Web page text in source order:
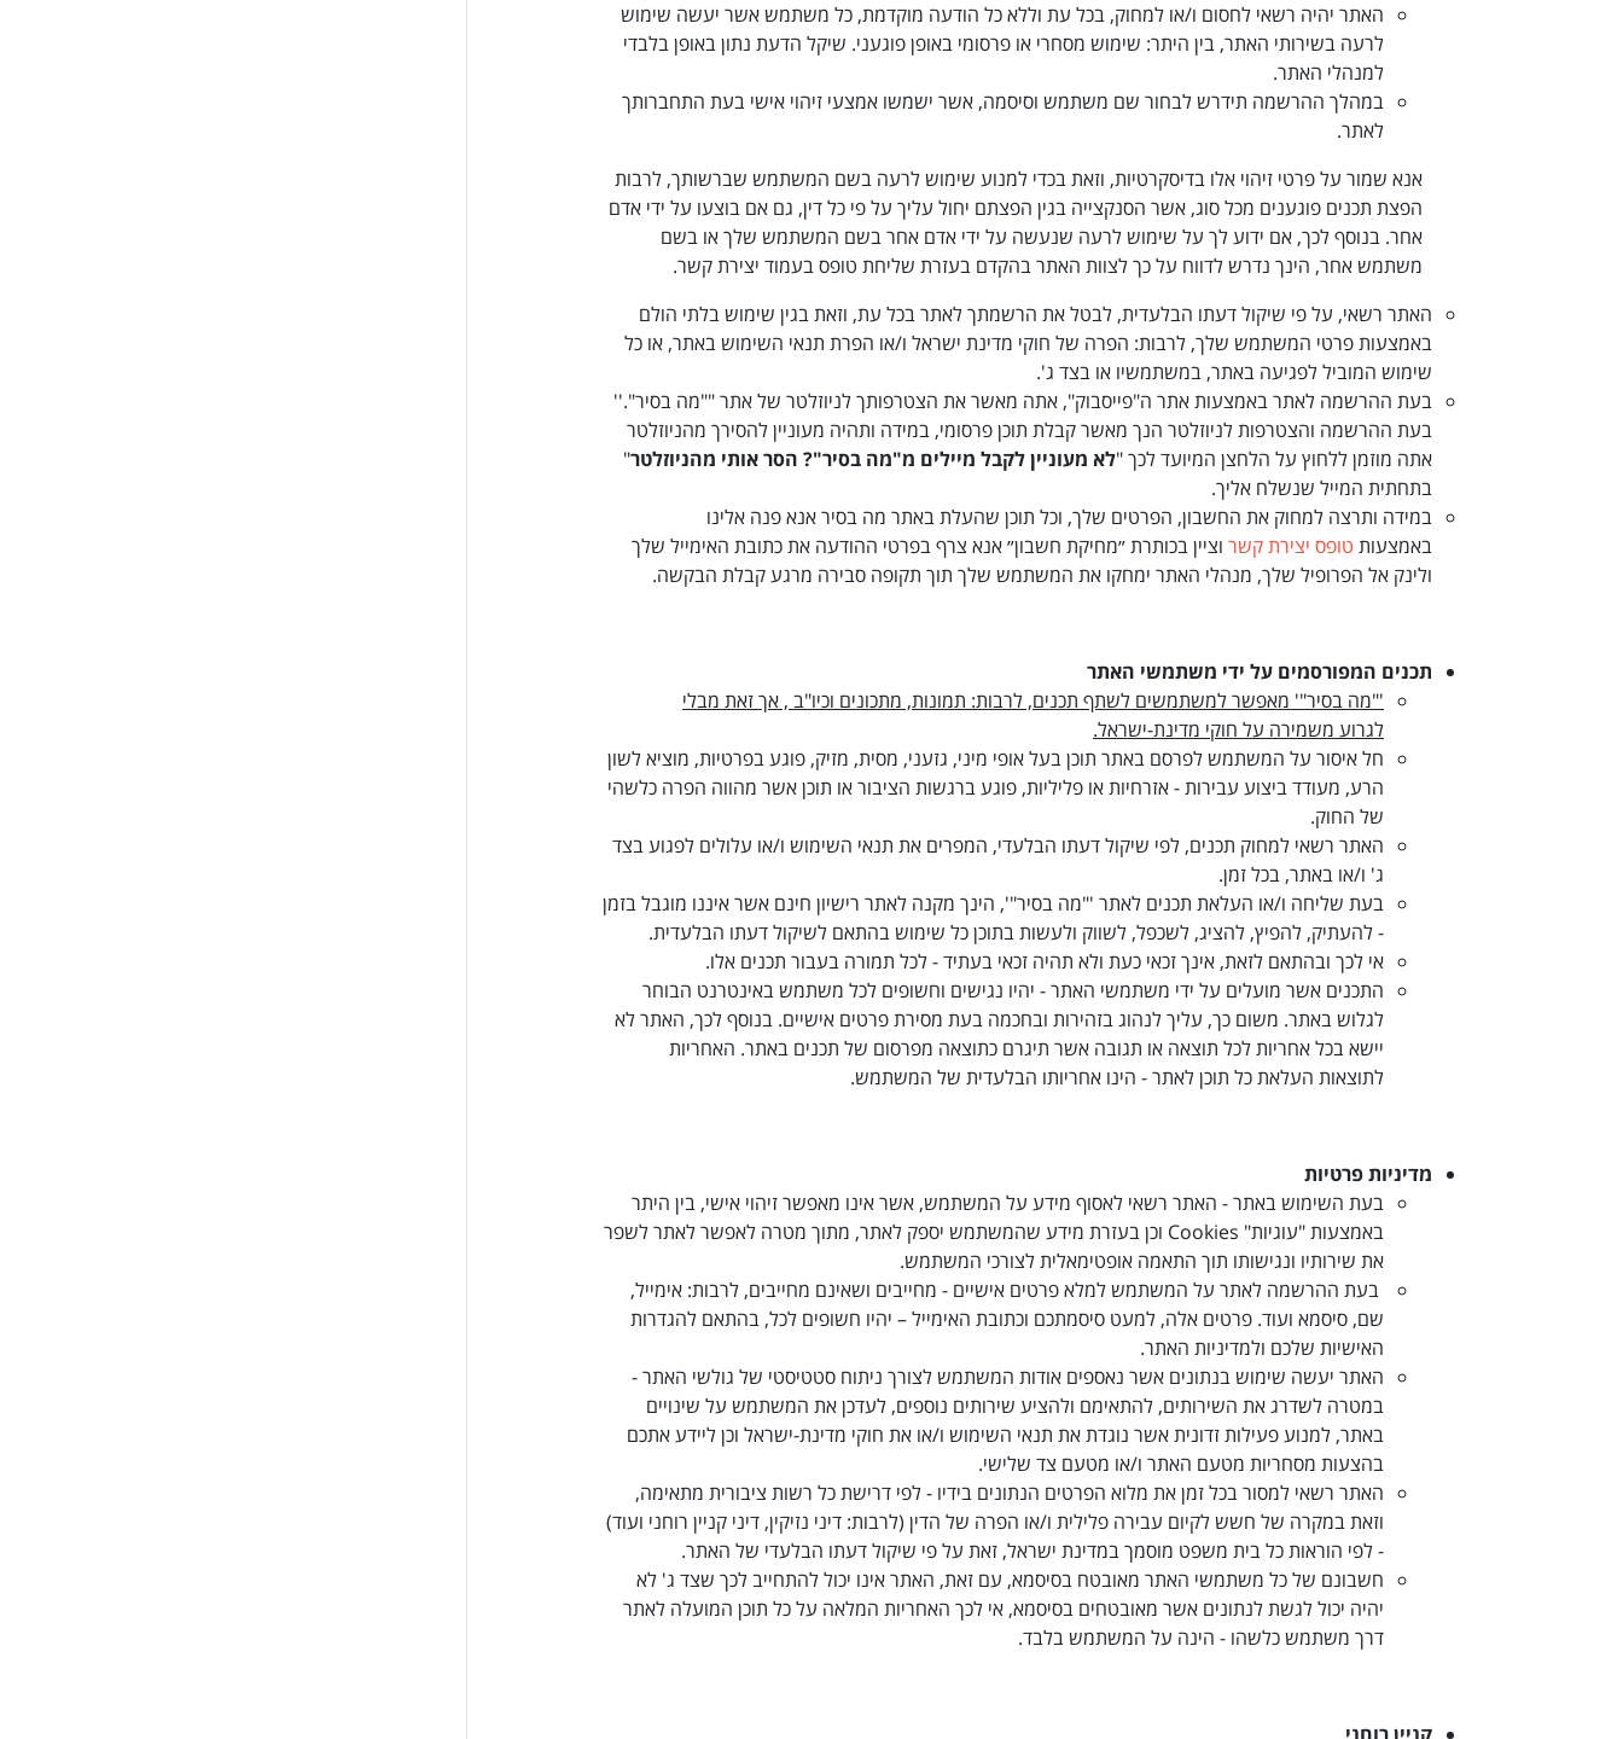
האתר יהיה רשאי לחסום ו/או למחוק, בכל עת וללא כל הודעה מוקדמת, כל משתמש אשר יעשה שימוש
לרעה בשירותי האתר, בין היתר: שימוש מסחרי או פרסומי באופן פוגעני. שיקל הדעת נתון באופן בלבדי
למנהלי האתר.
במהלך ההרשמה תידרש לבחור שם משתמש וסיסמה, אשר ישמשו אמצעי זיהוי אישי בעת התחברותך
לאתר.
אנא שמור על פרטי זיהוי אלו בדיסקרטיות, וזאת בכדי למנוע שימוש לרעה בשם המשתמש שברשותך, לרבות
הפצת תכנים פוגענים מכל סוג, אשר הסנקצייה בגין הפצתם יחול עליך על פי כל דין, גם אם בוצעו על ידי אדם
אחר. בנוסף לכך, אם ידוע לך על שימוש לרעה שנעשה על ידי אדם אחר בשם המשתמש שלך או בשם
משתמש אחר, הינך נדרש לדווח על כך לצוות האתר בהקדם בעזרת שליחת טופס בעמוד יצירת קשר.
האתר רשאי, על פי שיקול דעתו הבלעדית, לבטל את הרשמתך לאתר בכל עת, וזאת בגין שימוש בלתי הולם
באמצעות פרטי המשתמש שלך, לרבות: הפרה של חוקי מדינת ישראל ו/או הפרת תנאי השימוש באתר, או כל
שימוש המוביל לפגיעה באתר, במשתמשיו או בצד ג'.
בעת ההרשמה לאתר באמצעות אתר ה"פייסבוק", אתה מאשר את הצטרפותך לניוזלטר של אתר ""מה בסיר".''
בעת ההרשמה והצטרפות לניוזלטר הנך מאשר קבלת תוכן פרסומי, במידה ותהיה מעוניין להסירך מהניוזלטר
אתה מוזמן ללחוץ על הלחצן המיועד לכך "לא מעוניין לקבל מיילים מ"מה בסיר"? הסר אותי מהניוזלטר"
בתחתית המייל שנשלח אליך.
במידה ותרצה למחוק את החשבון, הפרטים שלך, וכל תוכן שהעלת באתר מה בסיר אנא פנה אלינו
באמצעות טופס יצירת קשר וציין בכותרת ״מחיקת חשבון״ אנא צרף בפרטי ההודעה את כתובת האימייל שלך
ולינק אל הפרופיל שלך, מנהלי האתר ימחקו את המשתמש שלך תוך תקופה סבירה מרגע קבלת הבקשה.
תכנים המפורסמים על ידי משתמשי האתר
'"מה בסיר"' מאפשר למשתמשים לשתף תכנים, לרבות: תמונות, מתכונים וכיו"ב , אך זאת מבלי
לגרוע משמירה על חוקי מדינת-ישראל.
חל איסור על המשתמש לפרסם באתר תוכן בעל אופי מיני, גזעני, מסית, מזיק, פוגע בפרטיות, מוציא לשון
הרע, מעודד ביצוע עבירות - אזרחיות או פליליות, פוגע ברגשות הציבור או תוכן אשר מהווה הפרה כלשהי
של החוק.
האתר רשאי למחוק תכנים, לפי שיקול דעתו הבלעדי, המפרים את תנאי השימוש ו/או עלולים לפגוע בצד
ג' ו/או באתר, בכל זמן.
בעת שליחה ו/או העלאת תכנים לאתר '"מה בסיר"', הינך מקנה לאתר רישיון חינם אשר איננו מוגבל בזמן
- להעתיק, להפיץ, להציג, לשכפל, לשווק ולעשות בתוכן כל שימוש בהתאם לשיקול דעתו הבלעדית.
אי לכך ובהתאם לזאת, אינך זכאי כעת ולא תהיה זכאי בעתיד - לכל תמורה בעבור תכנים אלו.
התכנים אשר מועלים על ידי משתמשי האתר - יהיו נגישים וחשופים לכל משתמש באינטרנט הבוחר
לגלוש באתר. משום כך, עליך לנהוג בזהירות ובחכמה בעת מסירת פרטים אישיים. בנוסף לכך, האתר לא
יישא בכל אחריות לכל תוצאה או תגובה אשר תיגרם כתוצאה מפרסום של תכנים באתר. האחריות
לתוצאות העלאת כל תוכן לאתר - הינו אחריותו הבלעדית של המשתמש.
מדיניות פרטיות
בעת השימוש באתר - האתר רשאי לאסוף מידע על המשתמש, אשר אינו מאפשר זיהוי אישי, בין היתר
באמצעות "עוגיות" Cookies וכן בעזרת מידע שהמשתמש יספק לאתר, מתוך מטרה לאפשר לאתר לשפר
את שירותיו ונגישותו תוך התאמה אופטימאלית לצורכי המשתמש.
בעת ההרשמה לאתר על המשתמש למלא פרטים אישיים - מחייבים ושאינם מחייבים, לרבות: אימייל,
שם, סיסמא ועוד. פרטים אלה, למעט סיסמתכם וכתובת האימייל – יהיו חשופים לכל, בהתאם להגדרות
האישיות שלכם ולמדיניות האתר.
האתר יעשה שימוש בנתונים אשר נאספים אודות המשתמש לצורך ניתוח סטטיסטי של גולשי האתר -
במטרה לשדרג את השירותים, להתאימם ולהציע שירותים נוספים, לעדכן את המשתמש על שינויים
באתר, למנוע פעילות זדונית אשר נוגדת את תנאי השימוש ו/או את חוקי מדינת-ישראל וכן ליידע אתכם
בהצעות מסחריות מטעם האתר ו/או מטעם צד שלישי.
האתר רשאי למסור בכל זמן את מלוא הפרטים הנתונים בידיו - לפי דרישת כל רשות ציבורית מתאימה,
וזאת במקרה של חשש לקיום עבירה פלילית ו/או הפרה של הדין (לרבות: דיני נזיקין, דיני קניין רוחני ועוד)
- לפי הוראות כל בית משפט מוסמך במדינת ישראל, זאת על פי שיקול דעתו הבלעדי של האתר.
חשבונם של כל משתמשי האתר מאובטח בסיסמא, עם זאת, האתר אינו יכול להתחייב לכך שצד ג' לא
יהיה יכול לגשת לנתונים אשר מאובטחים בסיסמא, אי לכך האחריות המלאה על כל תוכן המועלה לאתר
דרך משתמש כלשהו - הינה על המשתמש בלבד.